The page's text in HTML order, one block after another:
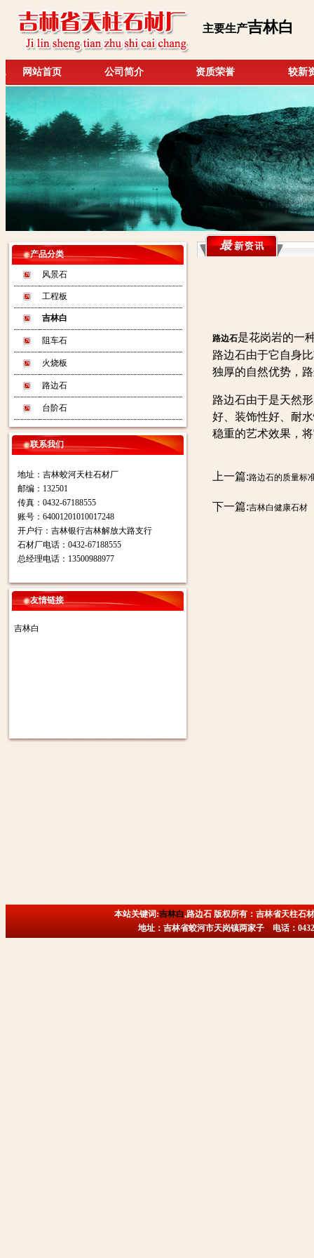
主要生产吉林白
网站首页 公司简介 资质荣誉 较新
产品分类
风景石
工程板
吉林白
阻车石
火烧板
路边石
台阶石
联系我们
地址：吉林蛟河天柱石材厂
邮编：132501
传真：0432-67188555
账号：64001201010017248
开户行：吉林银行吉林解放大路支行
石材厂电话：0432-67188555
总经理电话：13500988977
友情链接
吉林白
路边石是花岗岩的一
路边石由于它自身
独厚的自然优势，
路边石由于是天然
好、装饰性好、耐
稳重的艺术效果，
上一篇:路边石的质量标
下一篇:吉林白健康石材
本站关键词:吉林白,路边石 版权所有：吉林省天柱石
地址：吉林省蛟河市天岗镇两家子 电话：